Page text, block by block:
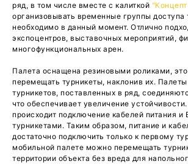
ряд, в том числе вместе с калиткой "Концепт
организовывать временные группы доступа
необходимо в данный момент. Отлично
экспоцентров, выставочных мероприятий,
многофункциональных арен.
Палета оснащена резиновыми роликами,
перемещать турникеты, наклонив их. Палеты
турникетов, поставленных в ряд,
что обеспечивает увеличение
происходит подключение кабелей питания
турникетами. Таким образом, питание и
достаточно подключить только к первому
мобильной палете можно перемещать
территории объекта без вреда для